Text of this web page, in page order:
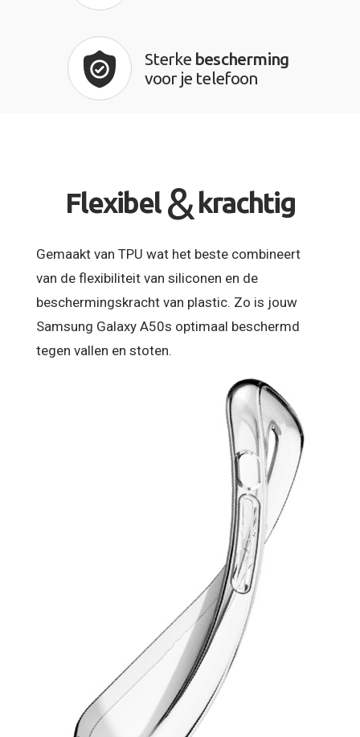
Sterke bescherming
voor je telefoon
Flexibel & krachtig
Gemaakt van TPU wat het beste combineert
van de flexibiliteit van siliconen en de
beschermingskracht van plastic. Zo is jouw
Samsung Galaxy A50s optimaal beschermd
tegen vallen en stoten.